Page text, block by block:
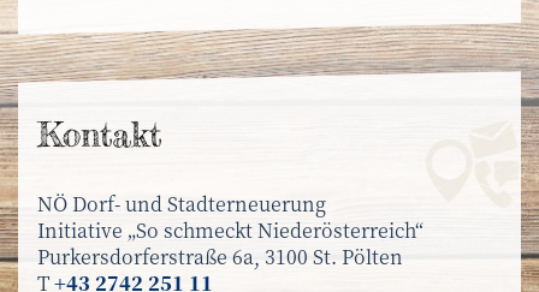
Kontakt
NÖ Dorf- und Stadterneuerung
Initiative „So schmeckt Niederösterreich“
Purkersdorferstraße 6a, 3100 St. Pölten
T+43 2742 251 11